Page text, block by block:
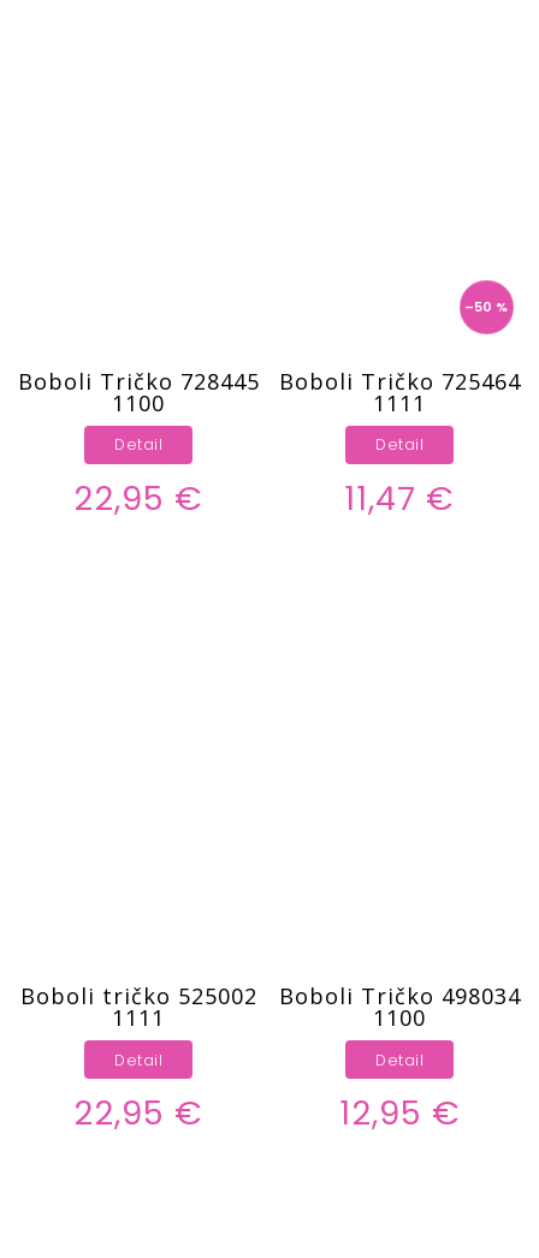
Boboli Tričko 728445
1100
22,95 €
Detail
–50 %
Boboli Tričko 725464
1111
11,47 €
Detail
Boboli tričko 525002
1111
22,95 €
Detail
Boboli Tričko 498034
1100
12,95 €
Detail